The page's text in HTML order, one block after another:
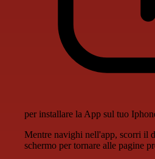
per installare la App sul tuo
Mentre navighi nell'app, scorri il
schermo per tornare alle pagine